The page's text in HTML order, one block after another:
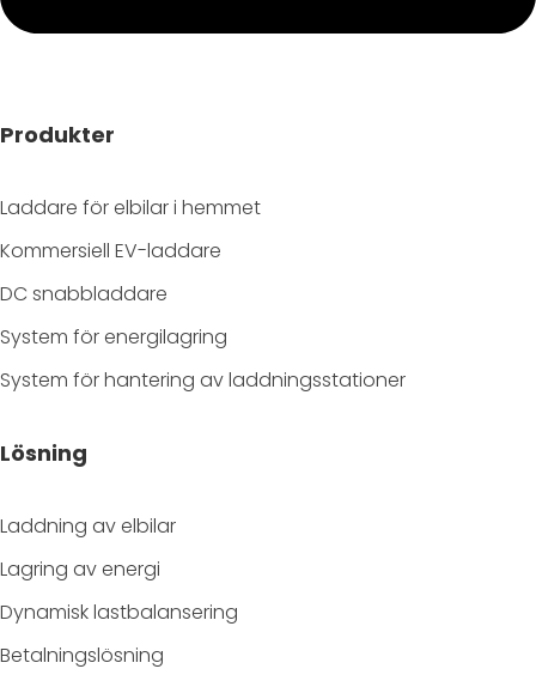
Produkter
Laddare för elbilar i hemmet
Kommersiell EV-laddare
DC snabbladdare
System för energilagring
System för hantering av laddningsstationer
Lösning
Laddning av elbilar
Lagring av energi
Dynamisk lastbalansering
Betalningslösning